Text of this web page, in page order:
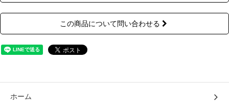
この商品について問い合わせる
ホーム